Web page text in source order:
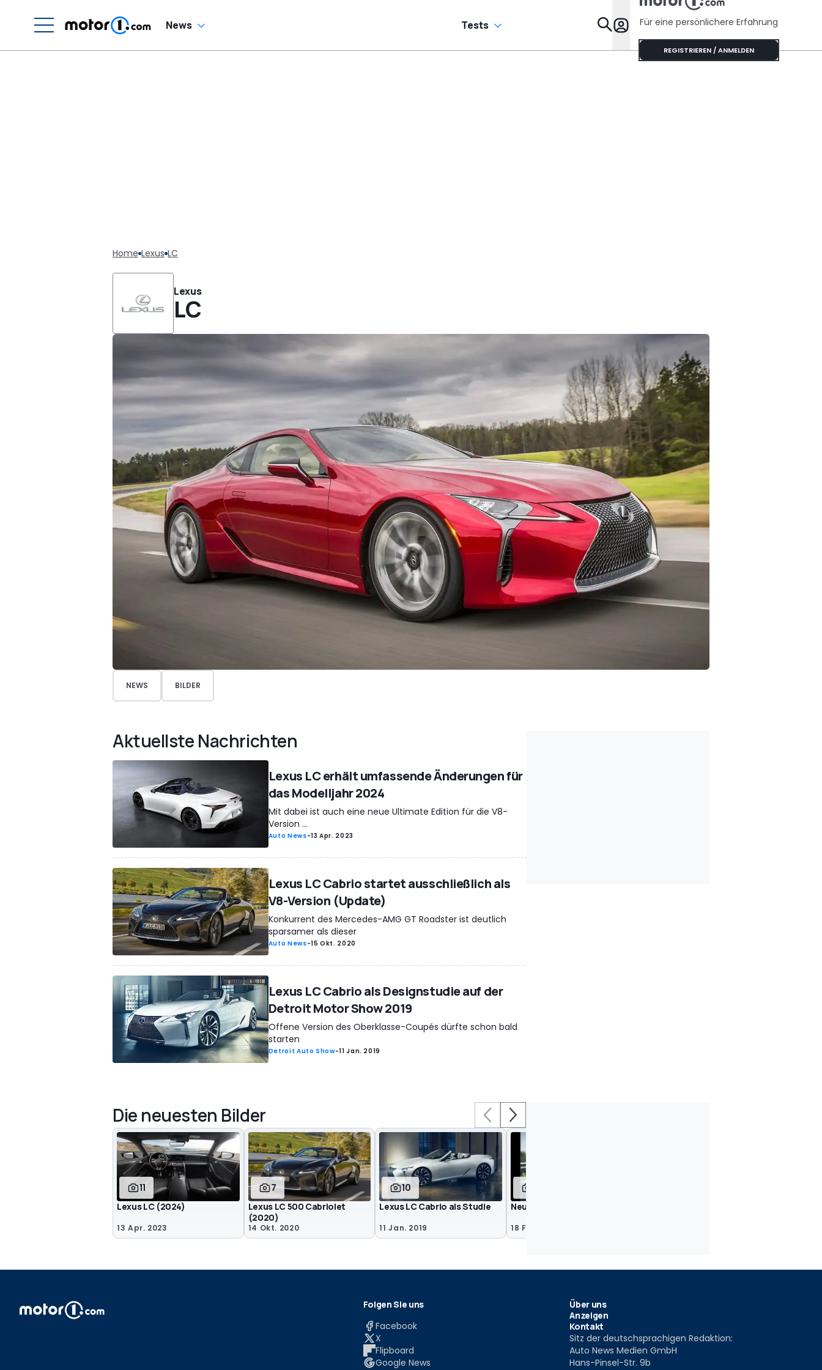
News Tests Specials
Für eine persönlichere Erfahrung
REGISTRIEREN / ANMELDEN
Home Lexus LC
Lexus
LC
NEWS BILDER
Aktuellste Nachrichten
Lexus LC erhält umfassende Änderungen für
das Modelljahr 2024
Mit dabei ist auch eine neue Ultimate Edition für die V8-
Version ...
Auto News-13 Apr. 2023
Lexus LC Cabrio startet ausschließlich als
V8-Version (Update)
Konkurrent des Mercedes-AMG GT Roadster ist deutlich
sparsamer als dieser
Auto News-15 Okt. 2020
Lexus LC Cabrio als Designstudie auf der
Detroit Motor Show 2019
Offene Version des Oberklasse-Coupés dürfte schon bald
starten
Detroit Auto Show-11 Jan. 2019
Die neuesten Bilder
11
Lexus LC (2024)
13 Apr. 2023
7
Lexus LC 500 Cabriolet
(2020)
14 Okt. 2020
10
Lexus LC Cabrio als Studie
11 Jan. 2019
Neuer Lexus LC 500h
18 Feb. 2016
Folgen Sie uns
Facebook
X
Flipboard
Google News
Über uns
Anzeigen
Kontakt
Sitz der deutschsprachigen Redaktion:
Auto News Medien GmbH
Hans-Pinsel-Str. 9b